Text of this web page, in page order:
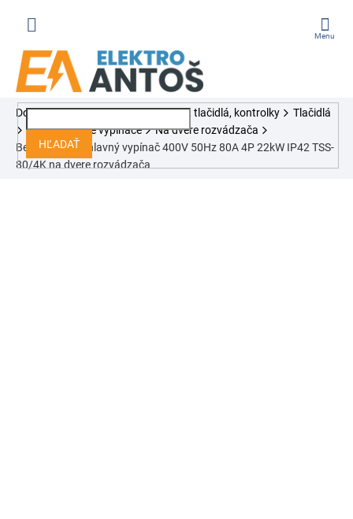
HĽADAŤ
Domov Automatizačné prvky, relé, tlačidlá, kontrolky
Tlačidlá
Bezpečnostné vypínače
Na dvere rozvádzača
Bezpečnostný hlavný vypínač 400V 50Hz 80A 4P 22kW IP42 TSS-
80/4K na dvere rozvádzača